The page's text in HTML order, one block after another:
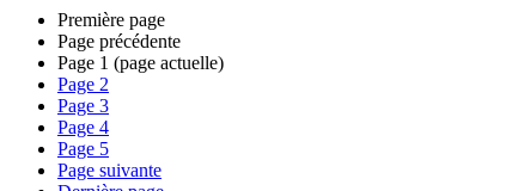
Première page
Page précédente
Page 1 (page actuelle)
Page 2
Page 3
Page 4
Page 5
Page suivante